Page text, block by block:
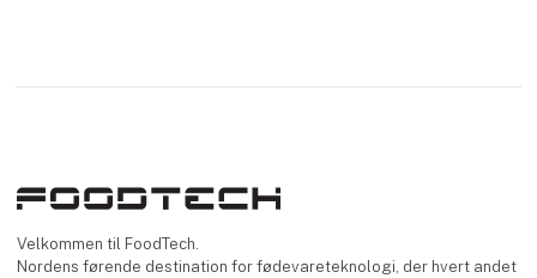
Velkommen til FoodTech.
Nordens førende destination for fødevareteknologi, der hvert andet